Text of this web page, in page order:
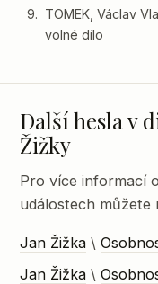
TOMEK, Václav
volné dílo
Další hesla v
Žižky
Pro více informací
událostech
Jan Žižka \
Jan Žižka \